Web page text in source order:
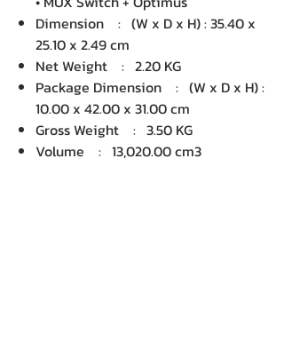
Dimension : (W x D x H) : 35.40 x
25.10 x 2.49 cm
Net Weight : 2.20 KG
Package Dimension : (W x D x H) :
10.00 x 42.00 x 31.00 cm
Gross Weight : 3.50 KG
Volume : 13,020.00 cm3